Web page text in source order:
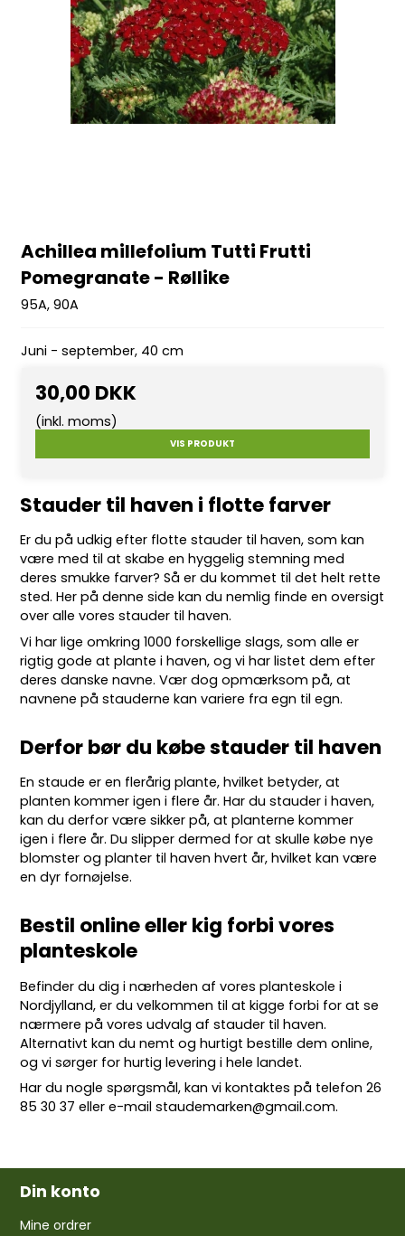
Achillea millefolium Tutti Frutti
Pomegranate - Røllike
95A, 90A
Juni - september, 40 cm
30,00 DKK
(inkl. moms)
VIS PRODUKT
Stauder til haven i flotte farver
Er du på udkig efter flottestauder til haven, som kan
være med til at skabe en hyggelig stemning med
deres smukke farver? Så er du kommet til det helt rette
sted. Her på denne side kan du nemlig finde en oversigt
over alle vores stauder til haven.
Vi har lige omkring 1000 forskellige slags, som alle er
rigtig gode at plante i haven, og vi har listet dem efter
deres danske navne. Vær dog opmærksom på, at
navnene på stauderne kan variere fra egn til egn.
Derfor bør du købe stauder til haven
En staude er en flerårig plante, hvilket betyder, at
planten kommer igen i flere år. Har du stauder i haven,
kan du derfor være sikker på, at planterne kommer
igen i flere år. Du slipper dermed for at skulle købe nye
blomster og planter til haven hvert år, hvilket kan være
en dyr fornøjelse.
Bestil online eller kig forbi vores
planteskole
Befinder du dig i nærheden af vores planteskole i
Nordjylland, er du velkommen til at kigge forbi for at se
nærmere på vores udvalg af stauder til haven.
Alternativt kan du nemt og hurtigt bestille dem online,
og vi sørger for hurtig levering i hele landet.
Har du nogle spørgsmål, kan vi kontaktes på telefon26
85 30 37 eller e-mailstaudemarken@gmail.com.
Din konto
Mine ordrer